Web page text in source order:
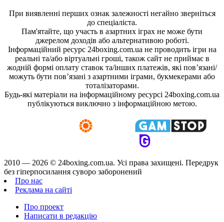
При виявленні перших ознак залежності негайно зверніться
до спеціаліста.
Пам'ятайте, що участь в азартних іграх не може бути
джерелом доходів або альтернативою роботі.
Інформаційний ресурс 24boxing.com.ua не проводить ігри на
реальні та/або віртуальні гроші, також сайт не приймає в
жодній формі оплату ставок та/інших платежів, які пов’язані/
можуть бути пов’язані з азартними іграми, букмекерами або
тоталізаторами.
Будь-які матеріали на інформаційному ресурсі 24boxing.com.ua
публікуються виключно з інформаційною метою.
2010 — 2026 © 24boxing.com.ua. Усi права захищенi. Передрук
без гіперпосилання суворо заборонений
Про нас
Реклама на сайті
Про проект
Написати в редакцію